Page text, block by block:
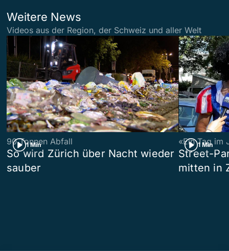
Weitere News
Videos aus der Region, der Schweiz und aller Welt
1 Min
90 Tonnen Abfall
So wird Zürich über Nacht wieder
sauber
1 Min
«Ein Tag im
Street-
mitten in